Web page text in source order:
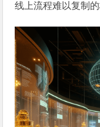
线上流程难以复制的